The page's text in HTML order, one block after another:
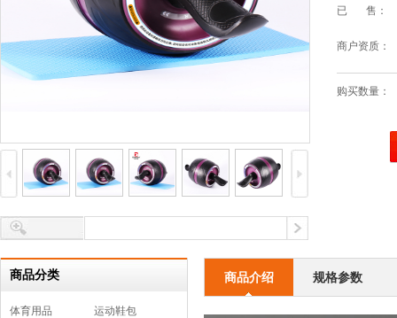
已 售：
商户资质：
购买数量：
商品分类
体育用品
运动鞋包
商品介绍 规格参数